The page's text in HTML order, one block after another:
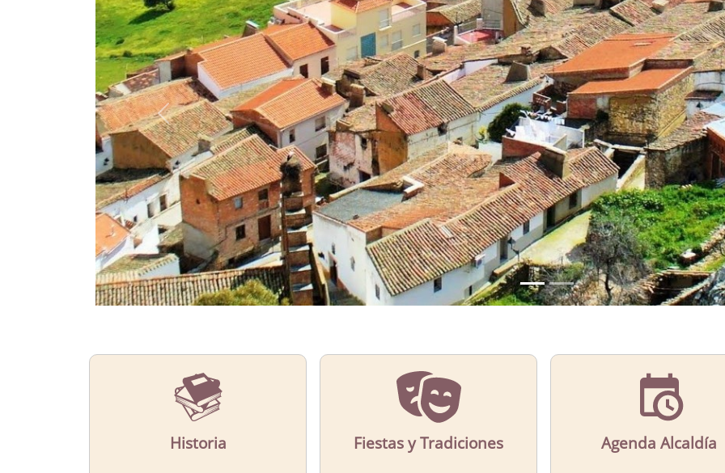
CONOCE
El municipio de Capilla
Más Información
Historia Fiestas y Tradiciones Agenda Alcaldía